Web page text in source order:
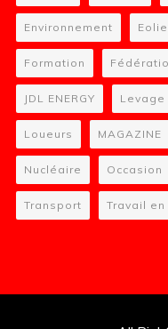
Environnement
Formation
JDL ENERGY Levage
Loueurs MAGAZINE
Nucléaire Occasion
Transport Travail